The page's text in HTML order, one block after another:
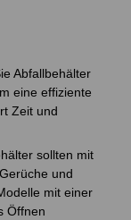
Abfallbehälter
eine effiziente
Zeit und
sollten mit
und
mit einer
Öffnen